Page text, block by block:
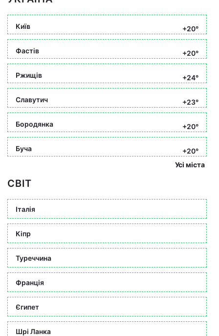
Київ +20°
Фастів +20°
Ржищів +24°
Славутич +23°
Бородянка +20°
Буча
+20°
Усі міста
СВІТ
Італія
Кіпр
Туреччина
Франція
Єгипет
Шрі Ланка